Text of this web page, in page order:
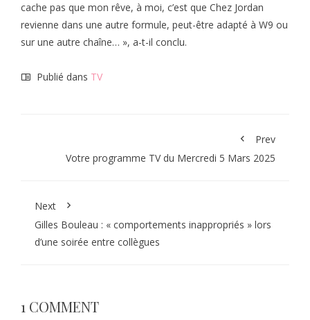
cache pas que mon rêve, à moi, c’est que Chez Jordan
revienne dans une autre formule, peut-être adapté à W9 ou
sur une autre chaîne… », a-t-il conclu.
Publié dans TV
Prev
Votre programme TV du Mercredi 5 Mars 2025
Next
Gilles Bouleau : « comportements inappropriés » lors
d’une soirée entre collègues
1 COMMENT